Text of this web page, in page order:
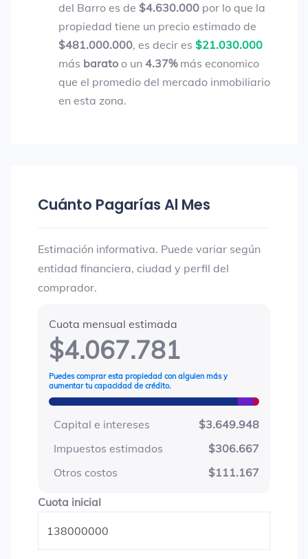
del Barro es de $4.630.000 por lo que la
propiedad tiene un precio estimado de
$481.000.000, es decir es $21.030.000
más barato o un 4.37%más economico
que el promedio del mercado inmobiliario
en esta zona.
Cuánto Pagarías Al Mes
Estimación informativa. Puede variar según
entidad financiera, ciudad y perfil del
comprador.
Cuota mensual estimada
$4.067.781
Puedes comprar esta propiedad con alguien más y
aumentar tu capacidad de crédito.
Capital e intereses
$3.649.948
Impuestos estimados
$306.667
Otros costos
$111.167
Cuota inicialCuota inicial